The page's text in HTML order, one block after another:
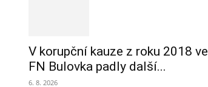
V korupční kauze z roku 2018 ve
FN Bulovka padly další...
6. 8. 2026